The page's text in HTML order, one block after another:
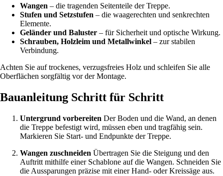
Wangen – die tragenden Seitenteile der Treppe.
Stufen und Setzstufen – die waagerechten und senkrechten
Elemente.
Geländer und Baluster – für Sicherheit und optische Wirkung.
Schrauben, Holzleim und Metallwinkel – zur stabilen
Verbindung.
Achten Sie auf trockenes, verzugsfreies Holz und schleifen Sie alle
Oberflächen sorgfältig vor der Montage.
Bauanleitung Schritt für Schritt
Untergrund vorbereiten Der Boden und die Wand, an denen
die Treppe befestigt wird, müssen eben und tragfähig sein.
Markieren Sie Start- und Endpunkte der Treppe.
Wangen zuschneiden Übertragen Sie die Steigung und den
Auftritt mithilfe einer Schablone auf die Wangen. Schneiden Sie
die Aussparungen präzise mit einer Hand- oder Kreissäge aus.